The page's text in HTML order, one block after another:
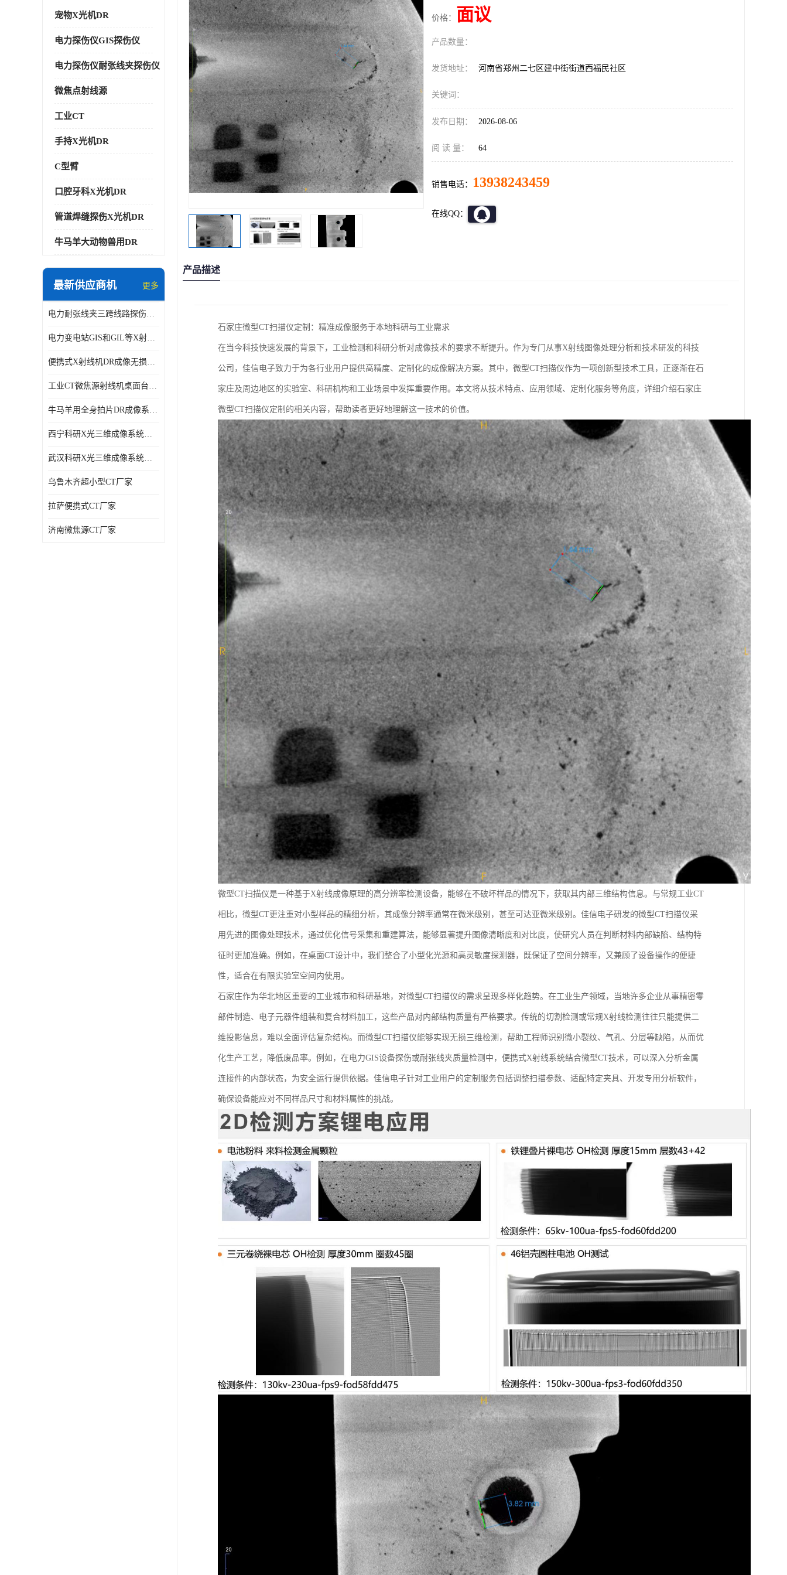
宠物X光机DR
电力探伤仪GIS探伤仪
电力探伤仪耐张线夹探伤仪
微焦点射线源
工业CT
手持X光机DR
C型臂
口腔牙科X光机DR
管道焊缝探伤X光机DR
牛马羊大动物兽用DR
最新供应商机 更多
电力耐张线夹三跨线路探伤仪X射线机DR成像检测系统
电力变电站GIS和GIL等X射线探伤检测系统
便携式X射线机DR成像无损探伤检测系统
工业CT微焦源射线机桌面台式CT实验动物三维X光成像系统微型CT
牛马羊用全身拍片DR成像系统动物园兽医站数字化X光机悬吊牛用DR
西宁科研X光三维成像系统定制
武汉科研X光三维成像系统定制
乌鲁木齐超小型CT厂家
拉萨便携式CT厂家
济南微焦源CT厂家
价格： 面议
产品数量：
发货地址： 河南省郑州二七区建中街街道西福民社区
关键词：
发布日期： 2026-08-06
阅 读 量： 64
销售电话： 13938243459
在线QQ：
产品描述
石家庄微型CT扫描仪定制：精准成像服务于本地科研与工业需求
在当今科技快速发展的背景下，工业检测和科研分析对成像技术的要求不断提升。作为专门从事X射线图像处理分析和技术研发的科技
公司，佳信电子致力于为各行业用户提供高精度、定制化的成像解决方案。其中，微型CT扫描仪作为一项创新型技术工具，正逐渐在石
家庄及周边地区的实验室、科研机构和工业场景中发挥重要作用。本文将从技术特点、应用领域、定制化服务等角度，详细介绍石家庄
微型CT扫描仪定制的相关内容，帮助读者更好地理解这一技术的价值。
微型CT扫描仪是一种基于X射线成像原理的高分辨率检测设备，能够在不破坏样品的情况下，获取其内部三维结构信息。与常规工业CT
相比，微型CT更注重对小型样品的精细分析，其成像分辨率通常在微米级别，甚至可达亚微米级别。佳信电子研发的微型CT扫描仪采
用先进的图像处理技术，通过优化信号采集和重建算法，能够显著提升图像清晰度和对比度，使研究人员在判断材料内部缺陷、结构特
征时更加准确。例如，在桌面CT设计中，我们整合了小型化光源和高灵敏度探测器，既保证了空间分辨率，又兼顾了设备操作的便捷
性，适合在有限实验室空间内使用。
石家庄作为华北地区重要的工业城市和科研基地，对微型CT扫描仪的需求呈现多样化趋势。在工业生产领域，当地许多企业从事精密零
部件制造、电子元器件组装和复合材料加工，这些产品对内部结构质量有严格要求。传统的切割检测或常规X射线检测往往只能提供二
维投影信息，难以全面评估复杂结构。而微型CT扫描仪能够实现无损三维检测，帮助工程师识别微小裂纹、气孔、分层等缺陷，从而优
化生产工艺，降低废品率。例如，在电力GIS设备探伤或耐张线夹质量检测中，便携式X射线系统结合微型CT技术，可以深入分析金属
连接件的内部状态，为安全运行提供依据。佳信电子针对工业用户的定制服务包括调整扫描参数、适配特定夹具、开发专用分析软件，
确保设备能应对不同样品尺寸和材料属性的挑战。